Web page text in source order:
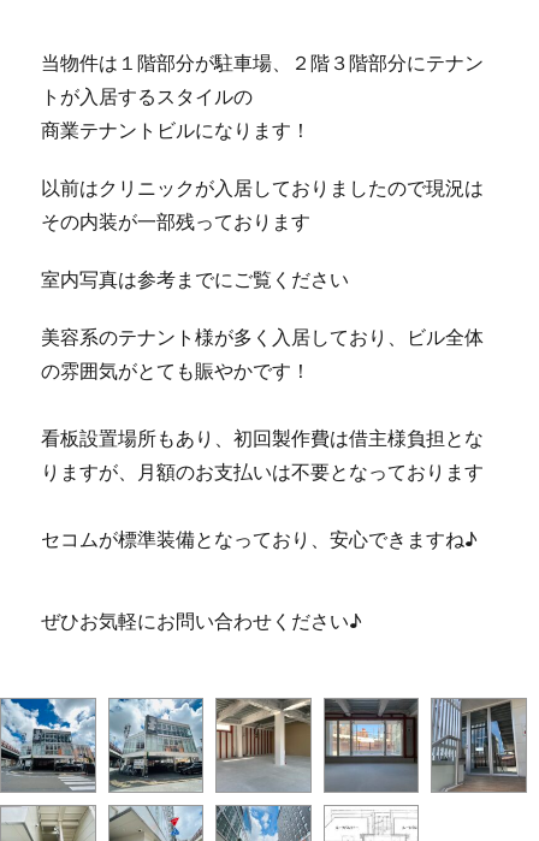
当物件は１階部分が駐車場、２階３階部分にテナン
トが入居するスタイルの
商業テナントビルになります！
以前はクリニックが入居しておりましたので現況は
その内装が一部残っております
室内写真は参考までにご覧ください
美容系のテナント様が多く入居しており、ビル全体
の雰囲気がとても賑やかです！
看板設置場所もあり、初回製作費は借主様負担とな
りますが、月額のお支払いは不要となっております
セコムが標準装備となっており、安心できますね♪
ぜひお気軽にお問い合わせください♪